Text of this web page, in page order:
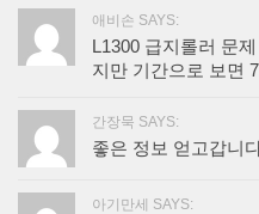
애비손 SAYS:
L1300 급지롤러 문
지만 기간으로 보면
간장묵 SAYS:
좋은 정보 얻고갑니
아기만세 SAYS: